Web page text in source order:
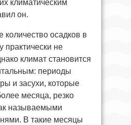
климатическим
он.
осадков в
практически не
климат становится
периоды
и засухи, которые
месяца, резко
называемыми
В такие месяцы